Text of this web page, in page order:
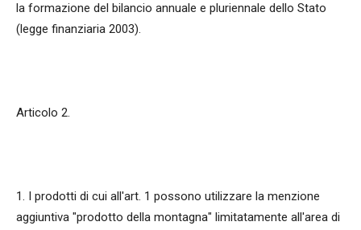
la formazione del bilancio annuale e pluriennale dello Stato
(legge finanziaria 2003).
Articolo 2.
1. I prodotti di cui all'art. 1 possono utilizzare la menzione
aggiuntiva "prodotto della montagna" limitatamente all'area di